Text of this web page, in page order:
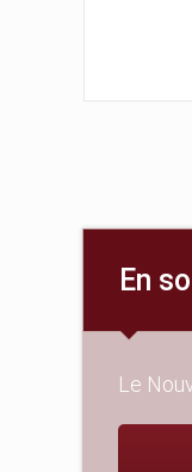
En
Le